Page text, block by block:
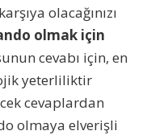
olacağınızı
olmak için
cevabı için, en
yeterliliktir
cevaplardan
olmaya elverişli